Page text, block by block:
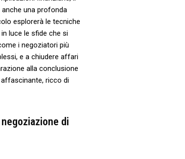
una profonda
esplorerà ⁢le tecniche
luce le ⁤sfide che si
i negoziatori più
​e a⁣ chiudere affari
alla conclusione‌
ricco di
di⁣